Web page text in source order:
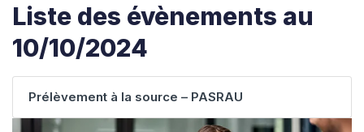
Liste des évènements au
10/10/2024
Prélèvement à la source – PASRAU